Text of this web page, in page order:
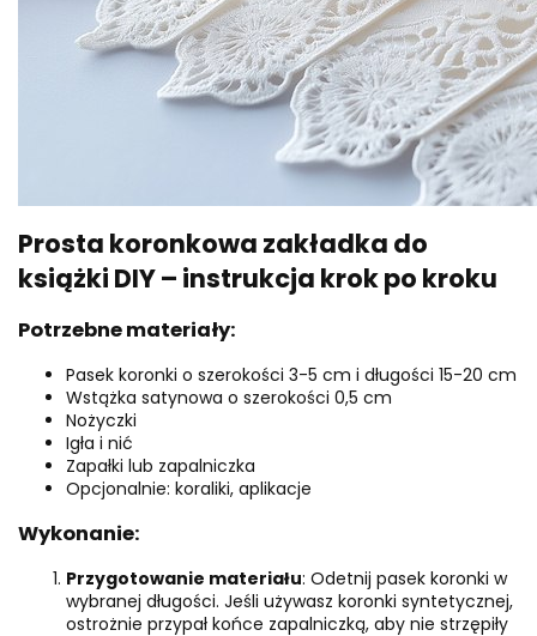
Prosta koronkowa zakładka do
książki DIY – instrukcja krok po kroku
Potrzebne materiały:
Pasek koronki o szerokości 3-5 cm i długości 15-20 cm
Wstążka satynowa o szerokości 0,5 cm
Nożyczki
Igła i nić
Zapałki lub zapalniczka
Opcjonalnie: koraliki, aplikacje
Wykonanie:
Przygotowanie materiału: Odetnij pasek koronki w
wybranej długości. Jeśli używasz koronki syntetycznej,
ostrożnie przypał końce zapalniczką, aby nie strzępiły